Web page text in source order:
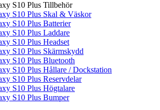
S10 Plus Tillbehör
S10 Plus Skal & Väskor
S10 Plus Batterier
S10 Plus Laddare
S10 Plus Headset
S10 Plus Skärmskydd
S10 Plus Bluetooth
S10 Plus Hållare / Dockstation
S10 Plus Reservdelar
S10 Plus Högtalare
S10 Plus Bumper